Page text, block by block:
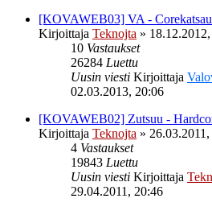
[KOVAWEB03] VA -
Kirjoittaja Teknojta »
10 Vastaukset
26284 Luettu
Uusin viesti Kirjoittaja
02.03.2013, 20:06
[KOVAWEB02] Zutsuu -
Kirjoittaja Teknojta »
4 Vastaukset
19843 Luettu
Uusin viesti Kirjoittaja
29.04.2011, 20:46